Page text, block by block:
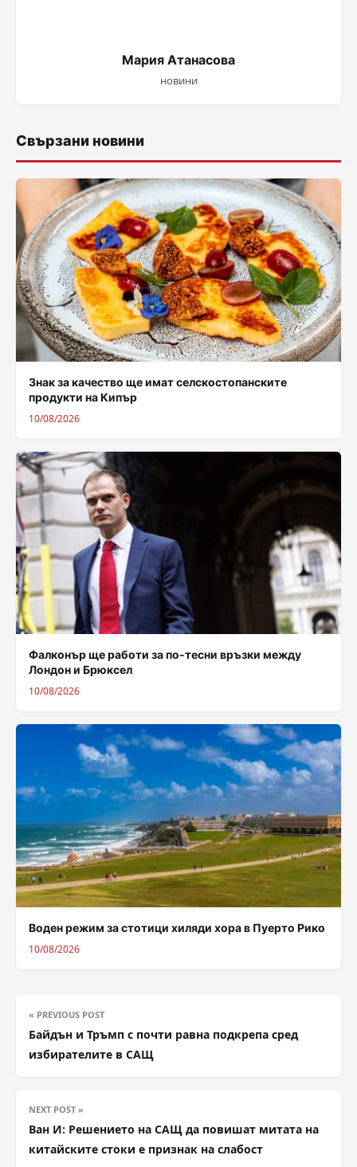
Мария Атанасова
новини
Свързани новини
Знак за качество ще имат селскостопанските
продукти на Кипър
10/08/2026
Фалконър ще работи за по-тесни връзки между
Лондон и Брюксел
10/08/2026
Воден режим за стотици хиляди хора в Пуерто Рико
10/08/2026
« PREVIOUS POST
Байдън и Тръмп с почти равна подкрепа сред
избирателите в САЩ
NEXT POST »
Ван И: Решението на САЩ да повишат митата на
китайските стоки е признак на слабост